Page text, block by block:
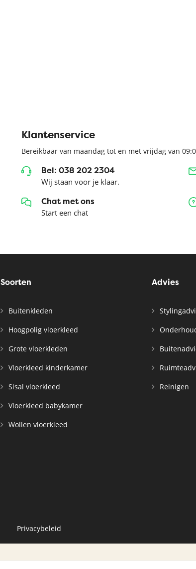
Klantenservice
Bereikbaar van maandag tot en met vrijdag van
Bel: 038 202 2304
Wij staan voor je klaar.
Chat met ons
Start een chat
Soorten
Buitenkleden
Hoogpolig vloerkleed
Grote vloerkleden
Vloerkleed kinderkamer
Sisal vloerkleed
Vloerkleed babykamer
Wollen vloerkleed
Advies
Reinigen
Privacybeleid